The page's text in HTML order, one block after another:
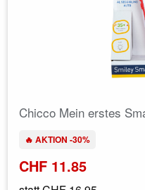
Chicco Mein erstes
🔥 AKTION -30%
CHF 11.85